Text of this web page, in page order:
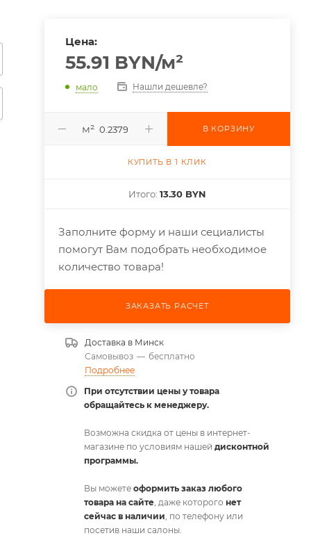
Цена:
55.91 BYN/м²
мало Нашли дешевле?
м² В КОРЗИНУ
КУПИТЬ В 1 КЛИК
Итого: 13.30 BYN
Заполните форму и наши сециалисты
помогут Вам подобрать необходимое
количество товара!
ЗАКАЗАТЬ РАСЧЕТ
Доставка в Минск
Самовывоз — бесплатно
Подробнее
При отсутствии цены у товара
обращайтесь к менеджеру.
Возможна скидка от цены в интернет-
магазине по условиям нашей дисконтной
программы.
Вы можете оформить заказ любого
товара на сайте, даже которого нет
сейчас в наличии, по телефону или
посетив наши салоны.